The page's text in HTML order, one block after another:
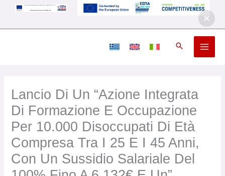
Lancio Di Un “azione Integrata
Di Formazione E Occupazione
Per 10.000 Disoccupati Di Età
Compresa Tra I 25 E I 45 Anni,
Con Un Sussidio Salariale Del